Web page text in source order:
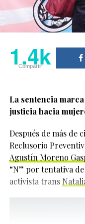
pantalla
Erivo también
Shameless Fund,
2024 para
LGBTQIA+
participar desde el
entendió que el
impacto positivo.
“He
yo
mucho
1.4k
Compartir
1.4k
Compartir
La sentencia
justicia hacia
Después de más de
Reclusorio
Agustín Moreno
“N” por tentativa
activista trans